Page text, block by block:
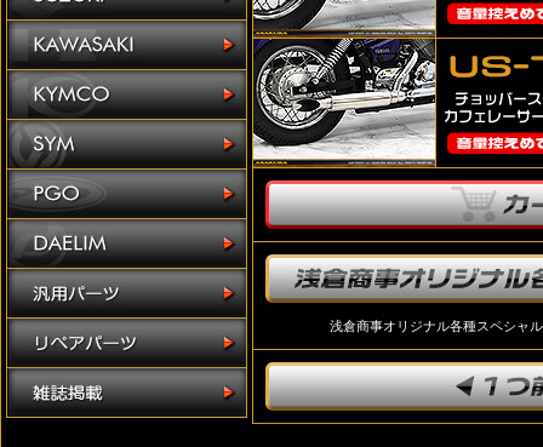
浅倉商事オリジナル各種スペシャ